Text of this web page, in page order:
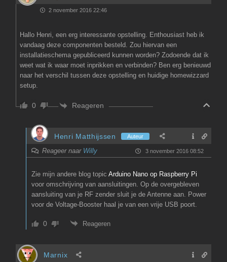
2 november 2016 22:46
Hallo Henri, een erg interessante opstelling. Enthousiast heb ik
vandaag deze componenten besteld. Zou hiervan een
installatieschema gepubliceerd kunnen worden? Zodoende dat ik
weet wat ik waar moet inprikken en verbinden? Ben erg benieuwd
naar het verschil tussen deze opstelling en huidige homewizzard
setup.
0 Reageren
Henri Matthijssen Auteur
Reageer naar Willy 3 november 2016 08:52
Zie mijn andere blog topic Arduino Nano op Raspberry Pi
voor omschrijving van aansluitingen. Op de overgebleven
aansluiting van je RF zender sluit je de Antenne aan. Power
voor de Voltage-Booster haal je van een vrije USB poort.
0 Reageren
Marnix